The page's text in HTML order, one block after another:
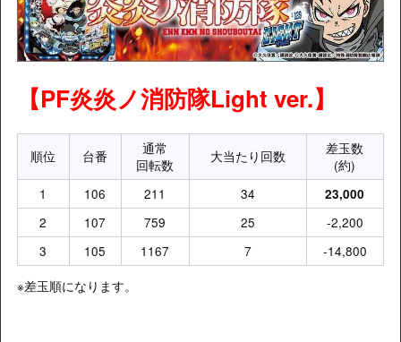
【PF炎炎ノ消防隊Light ver.】
順位 台番
通常
回転数
大当たり回数
差玉数
(約)
1
106 211 34 23,000
2 107 759 25
-2,200
3
105 1167 7
-14,800
※差玉順になります。